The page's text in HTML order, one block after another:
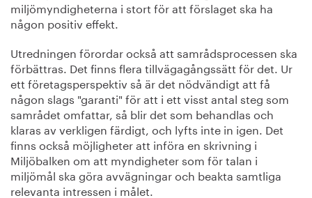
miljömyndigheterna i stort för att förslaget ska ha
någon positiv effekt.
Utredningen förordar också att samrådsprocessen ska
förbättras. Det finns flera tillvägagångssätt för det. Ur
ett företagsperspektiv så är det nödvändigt att få
någon slags "garanti" för att i ett visst antal steg som
samrådet omfattar, så blir det som behandlas och
klaras av verkligen färdigt, och lyfts inte in igen. Det
finns också möjligheter att införa en skrivning i
Miljöbalken om att myndigheter som för talan i
miljömål ska göra avvägningar och beakta samtliga
relevanta intressen i målet.